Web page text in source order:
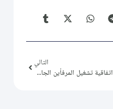
التالي
اتفاقية تشغيل المرفأين الجافين في عدرا وحلب ومسارات التعافي الاقتصادي